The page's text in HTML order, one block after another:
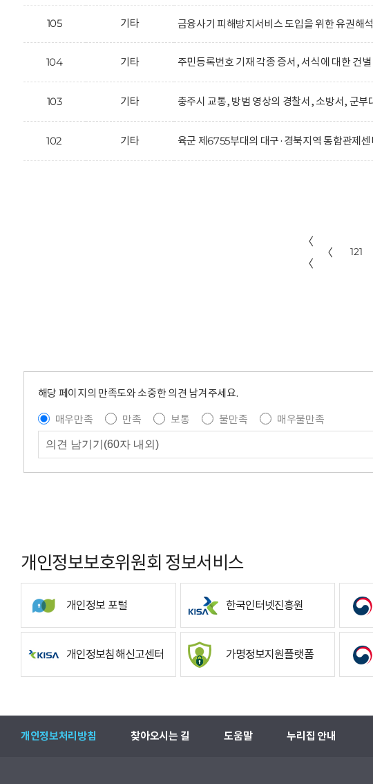
105 기타 금융사기 피해방지서비스 도입을 위한 유권해
104 기타 주민등록번호 기재 각종 증서, 서식에 대한 건
103 기타 충주시 교통, 방범 영상의 경찰서, 소방서, 군부
102 기타 육군 제6755부대의 대구·경북지역 통합관제
〈
〈
〈 121
해당 페이지의 만족도와 소중한 의견 남겨주세요.
매우만족
만족 보통 불만족
매우불만족
개인정보보호위원회 정보서비스
개인정보 포털 한국인터넷진흥원
개인정보침해신고센터 가명정보지원플랫폼
개인정보처리방침 찾아오시는 길 도움말 누리집 안내